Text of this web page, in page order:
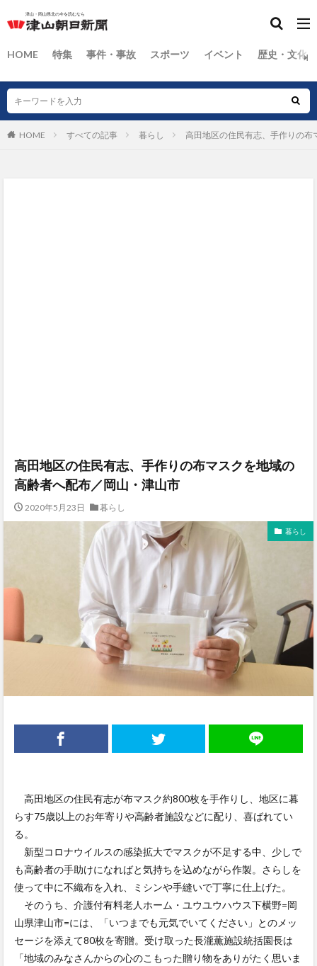
HOME 特集 事件・事故 スポーツ イベント 歴史・文化
HOME すべての記事 暮らし 高田地区の住民有志、手作りの
高田地区の住民有志、手作りの布マスクを地域の
高齢者へ配布／岡山・津山市
2020年5月23日 暮らし
暮らし
高田地区の住民有志が布マスク約800枚を手作りし、地区に暮
らす75歳以上のお年寄りや高齢者施設などに配り、喜ばれてい
る。
新型コロナウイルスの感染拡大でマスクが不足する中、少しで
も高齢者の手助けになればと気持ちを込めながら作製。さらしを
使って中に不織布を入れ、ミシンや手縫いで丁寧に仕上げた。
そのうち、介護付有料老人ホーム・ユウユウハウス下横野=岡
山県津山市=には、「いつまでも元気でいてください」とのメッ
セージを添えて80枚を寄贈。受け取った長瀧薫施設統括園長は
「地域のみなさんからの心のこもった贈り物をありがたく思いま